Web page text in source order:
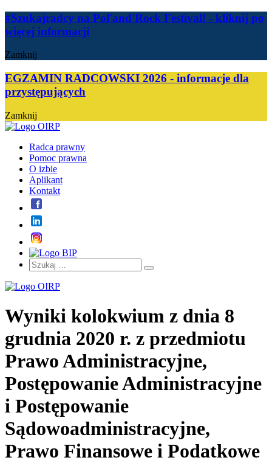
#Szukajradcy na Pol'and'Rock Festival! - kliknij po
więcej informacji
Zamknij
EGZAMIN RADCOWSKI 2026 - informacje dla
przystępujących
Zamknij
Radca prawny
Pomoc prawna
O izbie
Aplikant
Kontakt
Szukaj:
Szukaj
Wyniki kolokwium z dnia 8
grudnia 2020 r. z przedmiotu
Prawo Administracyjne,
Postępowanie Administracyjne
i Postępowanie
Sądowoadministracyjne,
Prawo Finansowe i Podatkowe